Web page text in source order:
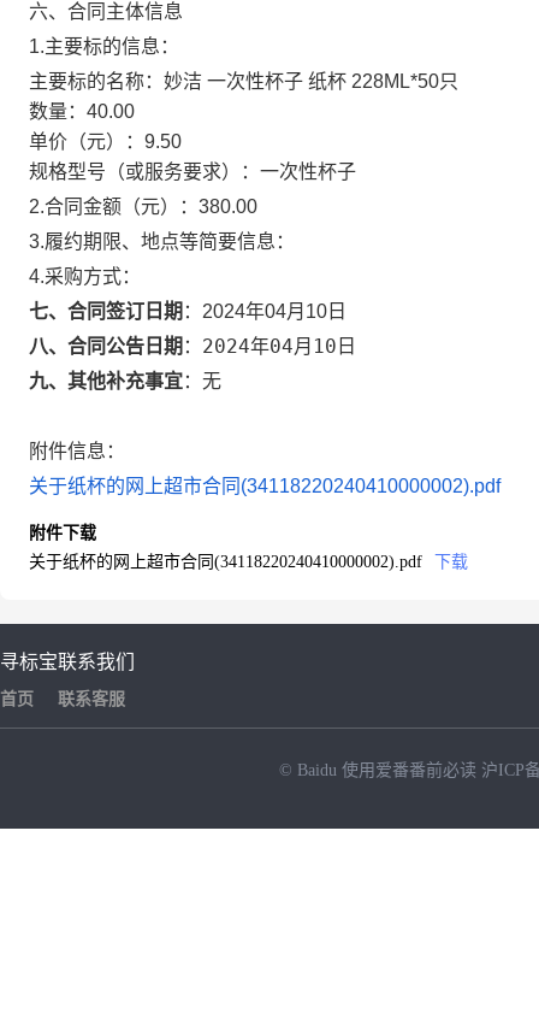
六、合同主体信息
1.主要标的信息：
主要标的名称： 妙洁 一次性杯子 纸杯 228ML*50只
数量： 40.00
单价（元）： 9.50
规格型号（或服务要求）： 一次性杯子
2.合同金额（元）： 380.00
3.履约期限、地点等简要信息：
4.采购方式：
七、合同签订日期 ： 2024年04月10日
八、合同公告日期 ： 2024年04月10日
九、其他补充事宜： 无
附件信息：
关于纸杯的网上超市合同(34118220240410000002).pdf
附件下载
关于纸杯的网上超市合同(34118220240410000002).pdf
下载
寻标宝
首页
联系我们
联系客服
© Baidu 使用爱番番前必读 沪ICP